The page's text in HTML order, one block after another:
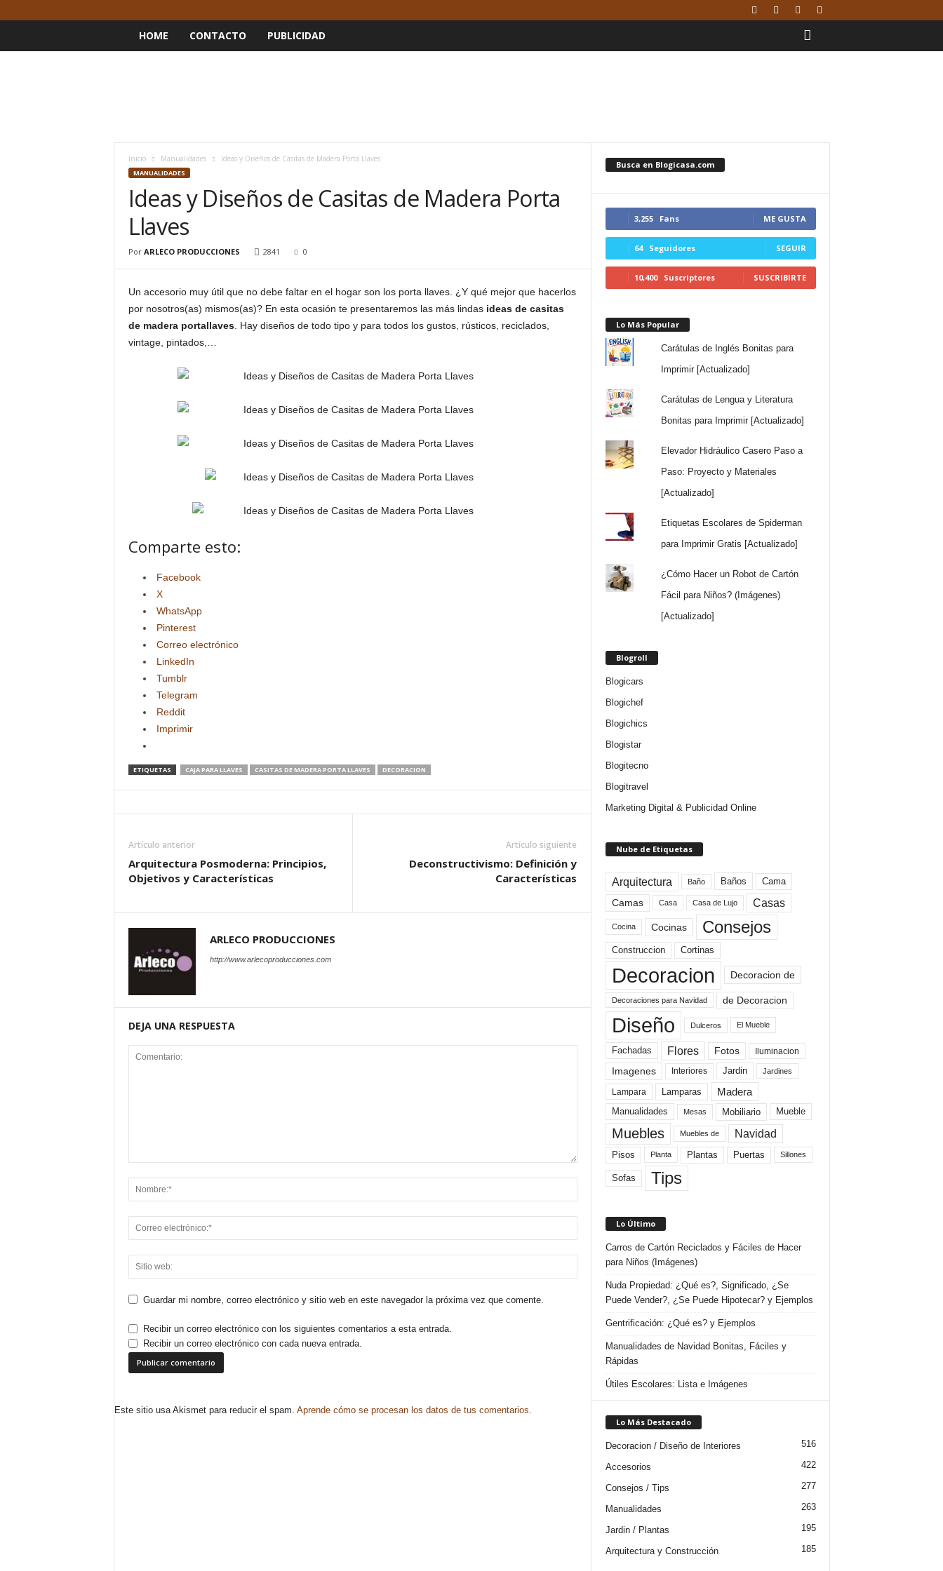
HOME CONTACTO PUBLICIDAD
Inicio Manualidades Ideas y Diseños de Casitas de Madera Porta Llaves
MANUALIDADES
Ideas y Diseños de Casitas de Madera Porta
Llaves
Por ARLECO PRODUCCIONES 2841 0
Un accesorio muy útil que no debe faltar en el hogar son los porta llaves. ¿Y qué mejor que hacerlos
por nosotros(as) mismos(as)? En esta ocasión te presentaremos las más lindas ideas de casitas
de madera portallaves. Hay diseños de todo tipo y para todos los gustos, rústicos, reciclados,
vintage, pintados,…
Comparte esto:
Facebook
X
WhatsApp
Pinterest
Correo electrónico
LinkedIn
Tumblr
Telegram
Reddit
Imprimir
ETIQUETAS CAJA PARA LLAVES CASITAS DE MADERA PORTA LLAVES DECORACION
Artículo anterior
Arquitectura Posmoderna: Principios,
Objetivos y Características
Artículo siguiente
Deconstructivismo: Definición y
Características
ARLECO PRODUCCIONES
http://www.arlecoproducciones.com
DEJA UNA RESPUESTA
Guardar mi nombre, correo electrónico y sitio web en este navegador la próxima vez que comente.
Recibir un correo electrónico con los siguientes comentarios a esta entrada.
Recibir un correo electrónico con cada nueva entrada.
Este sitio usa Akismet para reducir el spam. Aprende cómo se procesan los datos de tus comentarios.
Busca en Blogicasa.com
3,255 Fans ME GUSTA
64 Seguidores SEGUIR
10,400 Suscriptores SUSCRIBIRTE
Lo Más Popular
Carátulas de Inglés Bonitas para
Imprimir [Actualizado]
Carátulas de Lengua y Literatura
Bonitas para Imprimir [Actualizado]
Elevador Hidráulico Casero Paso a
Paso: Proyecto y Materiales
[Actualizado]
Etiquetas Escolares de Spiderman
para Imprimir Gratis [Actualizado]
¿Cómo Hacer un Robot de Cartón
Fácil para Niños? (Imágenes)
[Actualizado]
Blogroll
Blogicars
Blogichef
Blogichics
Blogistar
Blogitecno
Blogitravel
Marketing Digital & Publicidad Online
Nube de Etiquetas
Arquitectura Baño Baños Cama
Camas Casa Casa de Lujo Casas
Cocina Cocinas Consejos
Construccion Cortinas
Decoracion Decoracion de
Decoraciones para Navidad de Decoracion
Diseño Dulceros El Mueble
Fachadas Flores Fotos Iluminacion
Imagenes Interiores Jardin Jardines
Lampara Lamparas Madera
Manualidades Mesas Mobiliario Mueble
Muebles Muebles de Navidad
Pisos Planta Plantas Puertas Sillones
Sofas Tips
Lo Último
Carros de Cartón Reciclados y Fáciles de Hacer
para Niños (Imágenes)
Nuda Propiedad: ¿Qué es?, Significado, ¿Se
Puede Vender?, ¿Se Puede Hipotecar? y Ejemplos
Gentrificación: ¿Qué es? y Ejemplos
Manualidades de Navidad Bonitas, Fáciles y
Rápidas
Útiles Escolares: Lista e Imágenes
Lo Más Destacado
Decoracion / Diseño de Interiores 516
Accesorios 422
Consejos / Tips 277
Manualidades 263
Jardin / Plantas 195
Arquitectura y Construcción 185